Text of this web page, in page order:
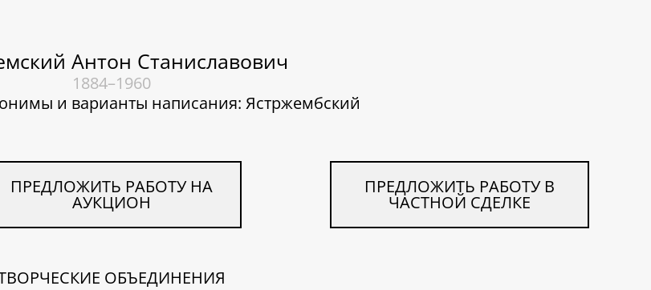
Антон Станиславович
1884–1960
и варианты написания: Ястржембский
ПРЕДЛОЖИТЬ РАБОТУ НА
АУКЦИОН
ПРЕДЛОЖИТЬ РАБОТУ В
ЧАСТНОЙ СДЕЛКЕ
ОБЪЕДИНЕНИЯ